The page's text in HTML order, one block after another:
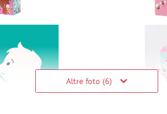
Altre foto (6)